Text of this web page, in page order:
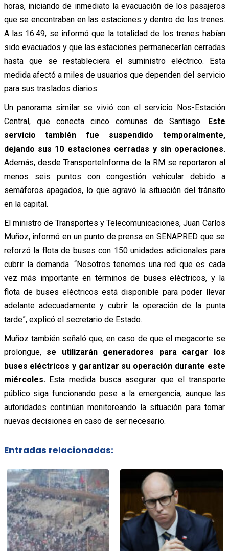
horas, iniciando de inmediato la evacuación de los pasajeros
que se encontraban en las estaciones y dentro de los trenes.
A las 16:49, se informó que la totalidad de los trenes habían
sido evacuados y que las estaciones permanecerían cerradas
hasta que se restableciera el suministro eléctrico. Esta
medida afectó a miles de usuarios que dependen del servicio
para sus traslados diarios.
Un panorama similar se vivió con el servicio Nos-Estación
Central, que conecta cinco comunas de Santiago. Este
servicio también fue suspendido temporalmente,
dejando sus 10 estaciones cerradas y sin operaciones.
Además, desde TransporteInforma de la RM se reportaron al
menos seis puntos con congestión vehicular debido a
semáforos apagados, lo que agravó la situación del tránsito
en la capital.
El ministro de Transportes y Telecomunicaciones, Juan Carlos
Muñoz, informó en un punto de prensa en SENAPRED que se
reforzó la flota de buses con 150 unidades adicionales para
cubrir la demanda. “Nosotros tenemos una red que es cada
vez más importante en términos de buses eléctricos, y la
flota de buses eléctricos está disponible para poder llevar
adelante adecuadamente y cubrir la operación de la punta
tarde”, explicó el secretario de Estado.
Muñoz también señaló que, en caso de que el megacorte se
prolongue, se utilizarán generadores para cargar los
buses eléctricos y garantizar su operación durante este
miércoles. Esta medida busca asegurar que el transporte
público siga funcionando pese a la emergencia, aunque las
autoridades continúan monitoreando la situación para tomar
nuevas decisiones en caso de ser necesario.
Entradas relacionadas: